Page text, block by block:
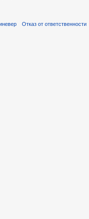
Отказ от ответственности